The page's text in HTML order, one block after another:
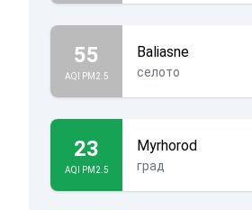
55
AQI PM2.5
Baliasne
селото
23
AQI PM2.5
Myrhorod
град